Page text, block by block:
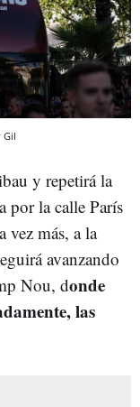
Gil
y repetirá la
por la calle París
vez más, a la
avanzando
Nou, donde
las